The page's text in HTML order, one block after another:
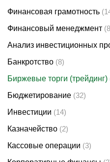
Финансовая грамотность
Финансовый менеджмент
Анализ инвестиционных
Банкротство (8)
Биржевые торги (трейдинг)
Бюджетирование (32)
Инвестиции (14)
Казначейство (2)
Кассовые операции (3)